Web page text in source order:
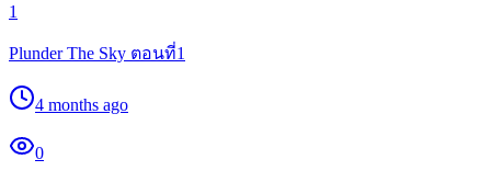
1
Plunder The Sky ตอนที่1
4 months ago
0